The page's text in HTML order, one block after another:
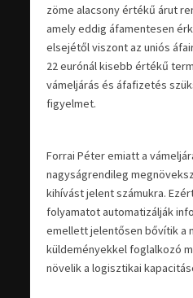
zöme alacsony értékű árut
amely eddig áfamentesen
elsejétől viszont az uniós
22 eurónál kisebb értékű
vámeljárás és áfafizetés
figyelmet.
Forrai Péter emiatt a
nagyságrendileg
kihívást jelent számukra.
folyamatot automatizálják
emellett jelentősen bővítik a
küldeményekkel foglalkozó
növelik a logisztikai